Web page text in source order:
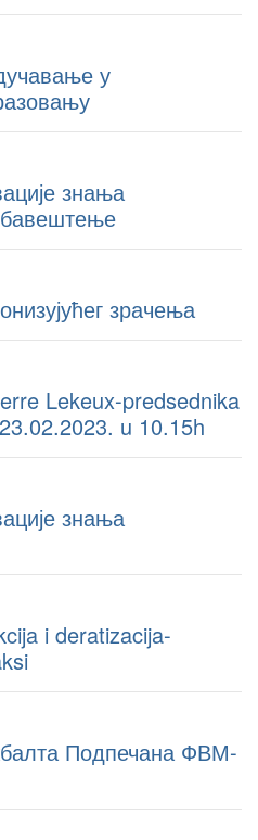
у
знања
зрачења
Lekeux-predsednika
u 10.15h
знања
i deratizacija-
Подпечана ФВМ-